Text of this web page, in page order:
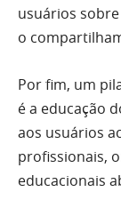
usuários
o
Por fim, um
é a educação
aos usuários
profissionais,
educacionais